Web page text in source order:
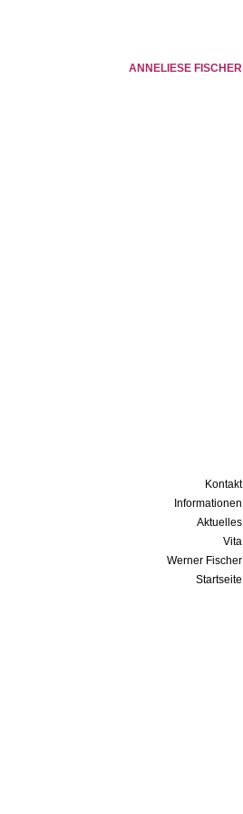
ANNELIESE FISCHER
Kontakt
Informationen
Aktuelles
Vita
Werner Fischer
Startseite